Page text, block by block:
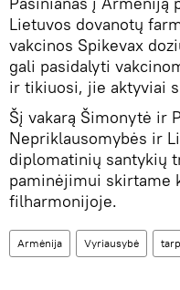
Lietuvos dovanotų
vakcinos Spikevax
gali pasidalyti
ir tikiuosi, jie aktyviai
Šį vakarą Šimonytė ir
Nepriklausomybės ir
diplomatinių santykių
paminėjimui skirtame
filharmonijoje.
Armėnija Vyriausybė